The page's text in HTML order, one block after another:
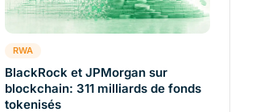
RWA
BlackRock et JPMorgan sur
blockchain: 311 milliards de fonds
tokenisés